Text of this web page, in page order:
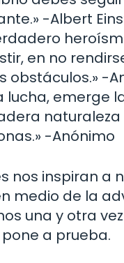
-Albert
en no
obstáculos.» -
lucha, emerge
naturaleza
-Anónimo
nos inspiran a
medio de la
una y otra
a prueba.